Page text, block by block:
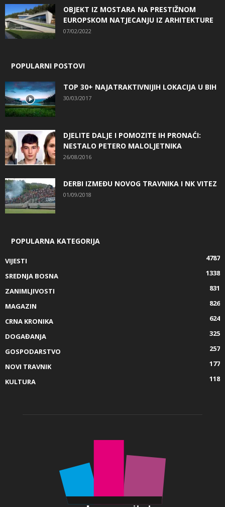
OBJEKT IZ MOSTARA NA PRESTIŽNOM
EUROPSKOM NATJECANJU IZ ARHITEKTURE
07/02/2022
POPULARNI POSTOVI
TOP 30+ NAJATRAKTIVNIJIH LOKACIJA U BIH
30/03/2017
DJELITE DALJE I POMOZITE IH PRONAĆI:
NESTALO PETERO MALOLJETNIKA
26/08/2016
DERBI IZMEĐU NOVOG TRAVNIKA I NK VITEZ
01/09/2018
POPULARNA KATEGORIJA
VIJESTI
4787
SREDNJA BOSNA
1338
ZANIMLJIVOSTI
831
MAGAZIN
826
CRNA KRONIKA
624
DOGAĐANJA
325
GOSPODARSTVO
257
NOVI TRAVNIK
177
KULTURA
118